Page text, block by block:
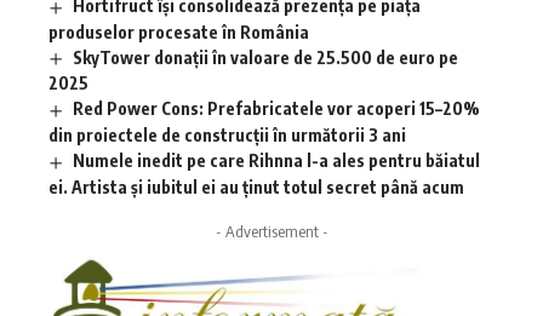
Hortifruct își consolidează prezența pe piața
produselor procesate în România
SkyTower donații în valoare de 25.500 de euro pe
2025
Red Power Cons: Prefabricatele vor acoperi 15–20%
din proiectele de construcții în următorii 3 ani
Numele inedit pe care Rihnna l-a ales pentru băiatul
ei. Artista și iubitul ei au ținut totul secret până acum
- Advertisement -